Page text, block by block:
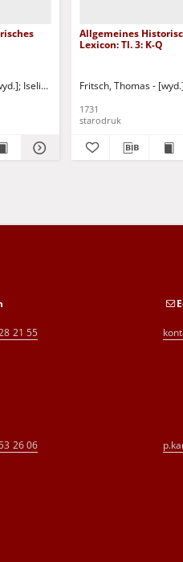
Franz
Iselin, Jakob Christoph Buddeus,
Allgemeines
Lexicon: Tl. 3: K-Q
Fritsch, Thomas - [wyd.]
1731
starodruk
21 55
26 06